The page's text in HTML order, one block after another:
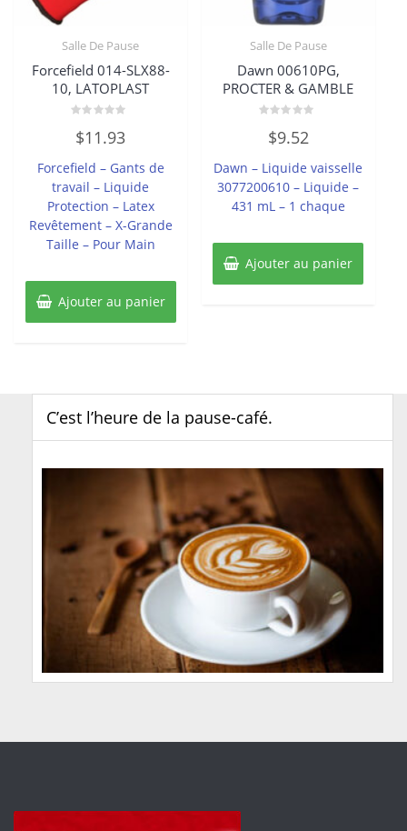
Salle De Pause
Forcefield 014-SLX88-
10, LATOPLAST
0
sur
$11.93
Forcefield – Gants de
travail – Liquide
Protection – Latex
Revêtement – X-Grande
Taille – Pour Main
Ajouter au panier
Salle De Pause
Dawn 00610PG,
PROCTER & GAMBLE
sur
$9.52
Dawn – Liquide vaisselle
3077200610 – Liquide –
431 mL – 1 chaque
Ajouter au panier
C’est l’heure de la pause-café.